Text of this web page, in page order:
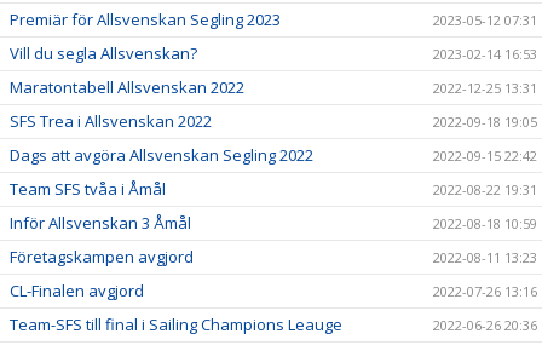
Premiär för Allsvenskan Segling 2023 2023-05-12 07:31
Vill du segla Allsvenskan? 2023-02-14 16:53
Maratontabell Allsvenskan 2022 2022-12-25 13:31
SFS Trea i Allsvenskan 2022 2022-09-18 19:05
Dags att avgöra Allsvenskan Segling 2022 2022-09-15 22:42
Team SFS tvåa i Åmål 2022-08-22 19:31
Inför Allsvenskan 3 Åmål 2022-08-18 10:59
Företagskampen avgjord 2022-08-11 13:23
CL-Finalen avgjord 2022-07-26 13:16
Team-SFS till final i Sailing Champions Leauge 2022-06-26 20:36